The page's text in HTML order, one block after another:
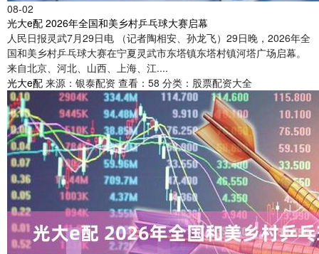
08-02
光大e配 2026年全国和美乡村乒乓球大赛启幕
人民日报灵武7月29日电 （记者陶相安、孙龙飞）29日晚，2026年全
国和美乡村乒乓球大赛在宁夏灵武市东塔镇东塔村镇河塔广场启幕。
来自北京、河北、山西、上海、江....
光大e配 来源：银泰配资 查看：58 分类：股票配资大全